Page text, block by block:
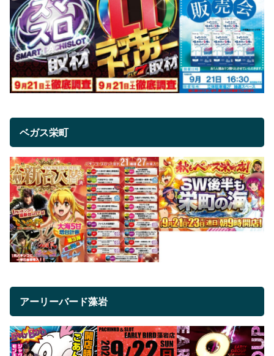
ベガス栄町
アーリーバード藻岩